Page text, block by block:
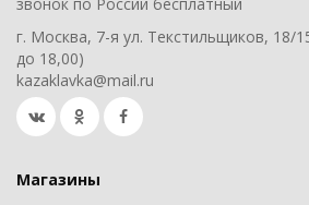
г. Москва, 7-я ул. Текстильщиков, 18/
до 18,00)
kazaklavka@mail.ru
Магазины